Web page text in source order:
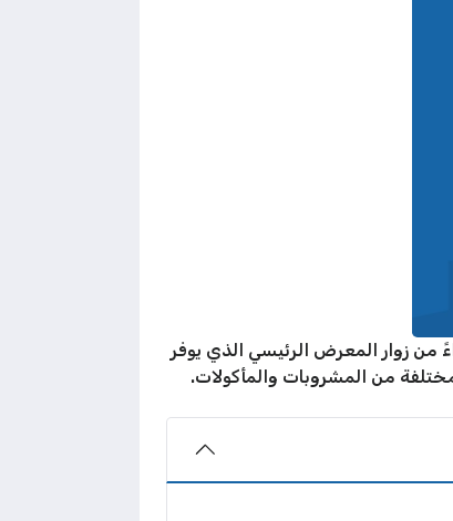
العملاء سواءً من زوار المعرض الرئيسي الذي يوفر
من المشروبات والمأكولات.